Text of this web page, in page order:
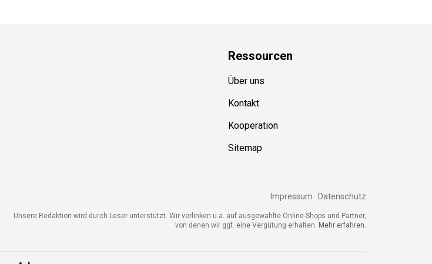
Ressourcen
Über uns
Kontakt
Kooperation
Sitemap
Impressum Datenschutz
Unsere Redaktion wird durch Leser unterstützt. Wir verlinken u.a. auf ausgewählte Online-Shops und Partner,
von denen wir ggf. eine Vergütung erhalten.
Mehr erfahren.